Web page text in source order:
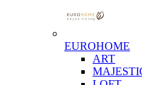
EUROHOME
ART